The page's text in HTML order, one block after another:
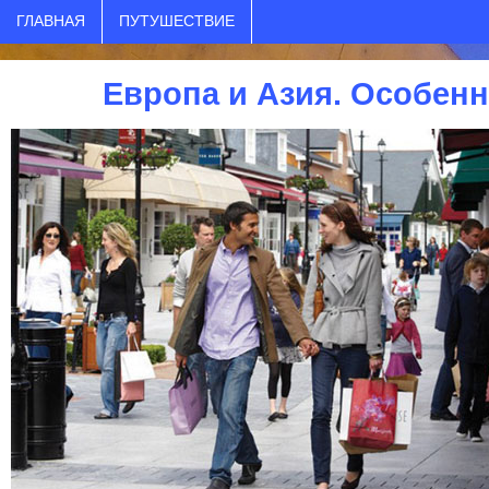
ГЛАВНАЯ ПУТУШЕСТВИЕ
Европа и Азия.